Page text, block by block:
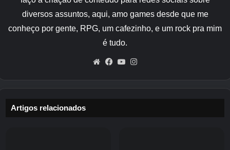
Irmãos do Agente de Recompensas da Costa
em Tortuga.
Assim que tiver o Papel de Receita, três
versões diferentes da Fragata serão
diversos assuntos, aqui, amo games desde que me
conheço por gente, RPG, um cafezinho, e um rock pra mim
é tudo.
WebsiteFacebook
YouTube
Artigos relacionados